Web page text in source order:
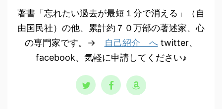
著書「忘れたい過去が最短１分で消える」（自
由国民社）の他、累計約７０万部の著述家、心
の専門家です。→
自己紹介 へtwitter、
facebook、気軽に申請してください♪